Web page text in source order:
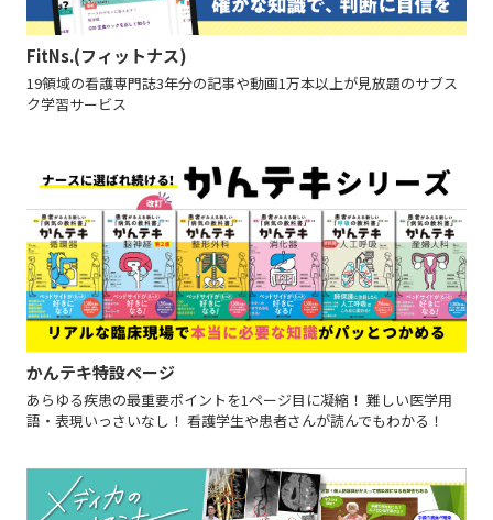
FitNs.(フィットナス)
19領域の看護専門誌3年分の記事や動画1万本以上が見放題のサブス
ク学習サービス
かんテキ特設ページ
あらゆる疾患の最重要ポイントを1ページ目に凝縮！ 難しい医学用
語・表現いっさいなし！ 看護学生や患者さんが読んでもわかる！